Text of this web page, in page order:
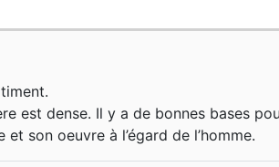
est dense. Il y a de bonnes bases
son oeuvre à l’égard de l’homme.